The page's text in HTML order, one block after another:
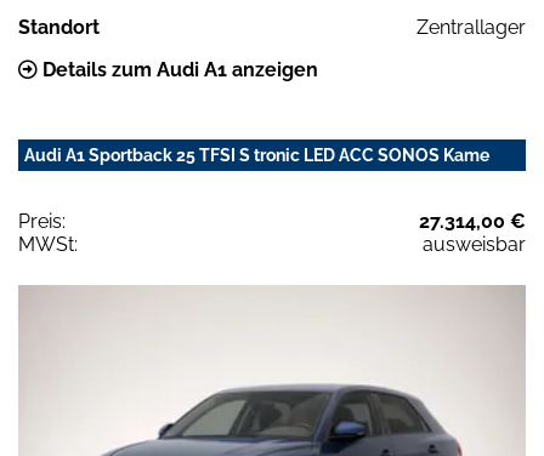
Standort
Zentrallager
Details zum Audi A1 anzeigen
Audi A1 Sportback 25 TFSI S tronic LED ACC SONOS Kame
Preis:
27.314,00 €
MWSt:
ausweisbar